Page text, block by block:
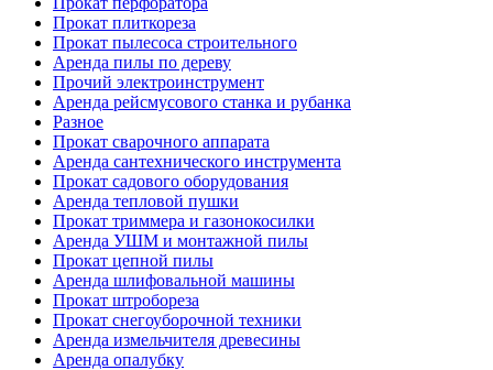
Прокат плиткореза
Прокат пылесоса строительного
Аренда пилы по дереву
Прочий электроинструмент
Аренда рейсмусового станка и рубанка
Разное
Прокат сварочного аппарата
Аренда сантехнического инструмента
Прокат садового оборудования
Аренда тепловой пушки
Прокат триммера и газонокосилки
Аренда УШМ и монтажной пилы
Прокат цепной пилы
Аренда шлифовальной машины
Прокат штробореза
Прокат снегоуборочной техники
Аренда измельчителя древесины
Аренда опалубку